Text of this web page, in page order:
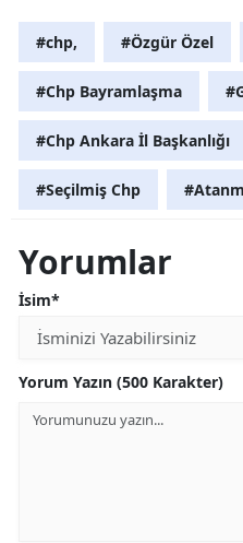
#chp, #Özgür Özel
#Chp Bayramlaşma
#Chp Ankara İl Başkanlığı
#Seçilmiş Chp
Yorumlar
İsim*
Yorum Yazın (500 Karakter)